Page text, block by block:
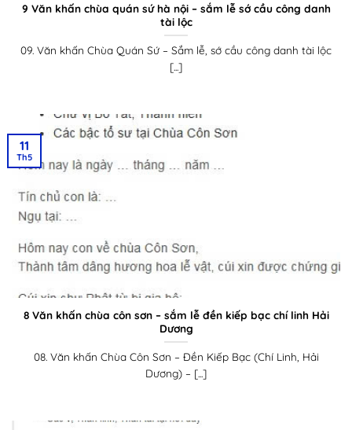
9 Văn khấn chùa quán sứ hà nội – sắm lễ sớ cầu công danh
tài lộc
09. Văn khấn Chùa Quán Sứ – Sắm lễ, sớ cầu công danh tài lộc
[...]
8 Văn khấn chùa côn sơn – sắm lễ đền kiếp bạc chí linh Hải
Dương
08. Văn khấn Chùa Côn Sơn – Đền Kiếp Bạc (Chí Linh, Hải
Dương) – [...]
11
Th5